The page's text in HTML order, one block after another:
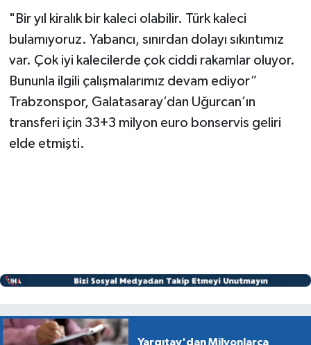
"Bir yıl kiralık bir kaleci olabilir. Türk kaleci
bulamıyoruz. Yabancı, sınırdan dolayı sıkıntımız
var. Çok iyi kalecilerde çok ciddi rakamlar oluyor.
Bununla ilgili çalışmalarımız devam ediyor”
Trabzonspor, Galatasaray’dan Uğurcan’ın
transferi için 33+3 milyon euro bonservis geliri
elde etmişti.
Yargıtay'dan Milyonlarca